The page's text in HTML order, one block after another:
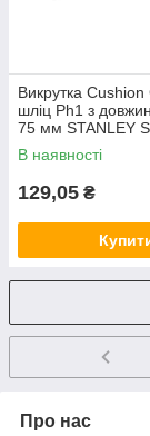
Викрутка Cushion
шліц Ph1 з
75 мм STANLEY
0
В наявності
129,05 ₴
Про нас